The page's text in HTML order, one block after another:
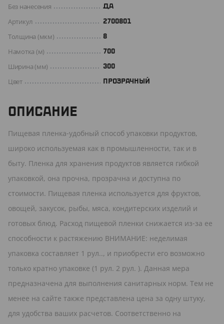
Без нанесения ДА
Артикул 2700801
Толщина (мкм) 8
Намотка (м) 700
Ширина (мм) 300
Цвет ПРОЗРАЧНЫЙ
ОПИСАНИЕ
Пищевая пленка-удобный способ упаковки продуктов,
широко используемая как в промышленности, так и в
быту. Пленка для хранения продуктов является гибкой
упаковкой, она прочна, прозрачна и доступна по
стоимости. Пищевая пленка используется для фруктов,
овощей, закусок, рыбы, мяса, кондитерских изделий и
готовых блюд. Расход пищевой пленки снижается из-за ее
способности к растяжению ВНИМАНИЕ: неделимая
упаковка составляет 1 рул.., и приобрести его возможно
только кратно упаковке (1 рул. 2 рул. ). Данная мера
предназначена для выполнения санитарных норм. Тем не
менее на сайте также представлена цена за одну штуку,
для удобства ваших расчетов. Соответственно на